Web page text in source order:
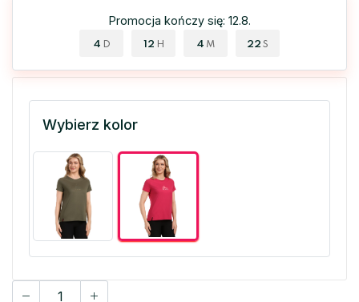
Promocja kończy się: 12.8.
4 D 12 H 4 M 21 S
Wybierz kolor